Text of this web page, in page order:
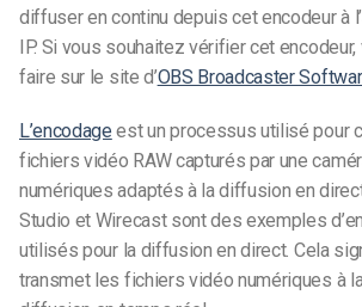
diffuser en continu depuis cet encodeur à
IP. Si vous souhaitez vérifier cet
faire sur le site d’OBS Broadcaster
L’encodage est un processus utilisé pour
fichiers vidéo RAW capturés par une
numériques adaptés à la diffusion en
Studio et Wirecast sont des exemples
utilisés pour la diffusion en direct. Cela
transmet les fichiers vidéo numériques à